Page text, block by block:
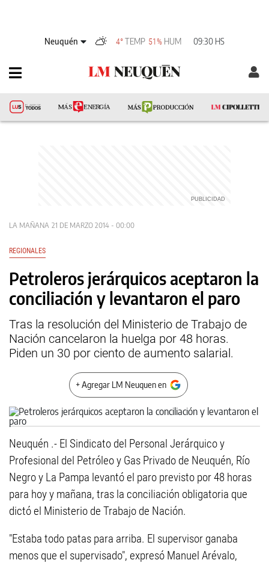
Neuquén 4° TEMP 51% HUM 09:30 HS
LA MAÑANA 21 DE MARZO 2014 - 00:00
REGIONALES
Petroleros jerárquicos aceptaron la
conciliación y levantaron el paro
Tras la resolución del Ministerio de Trabajo de
Nación cancelaron la huelga por 48 horas.
Piden un 30 por ciento de aumento salarial.
+ Agregar LM Neuquen en
Neuquén .- El Sindicato del Personal Jerárquico y
Profesional del Petróleo y Gas Privado de Neuquén, Río
Negro y La Pampa levantó el paro previsto por 48 horas
para hoy y mañana, tras la conciliación obligatoria que
dictó el Ministerio de Trabajo de Nación.
"Estaba todo patas para arriba. El supervisor ganaba
menos que el supervisado", expresó Manuel Arévalo,